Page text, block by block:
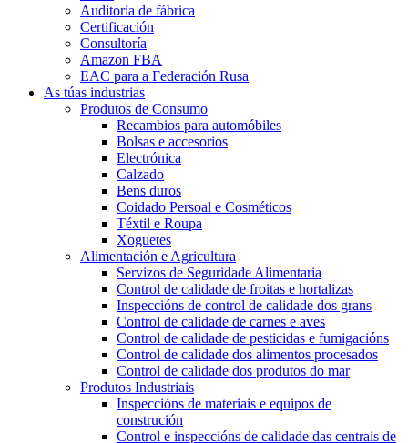
Auditoría de fábrica
Certificación
Consultoría
Amazon FBA
EAC para a Federación Rusa
As túas industrias
Produtos de Consumo
Recambios para automóbiles
Bolsas e accesorios
Electrónica
Calzado
Bens duros
Coidado Persoal e Cosméticos
Téxtil e Roupa
Xoguetes
Alimentación e Agricultura
Servizos de Seguridade Alimentaria
Control de calidade de froitas e hortalizas
Inspeccións de control de calidade dos grans
Control de calidade de carnes e aves
Control de calidade de pesticidas e fumigacións
Control de calidade dos alimentos procesados
Control de calidade dos produtos do mar
Produtos Industriais
Inspeccións de materiais e equipos de
construción
Control e inspeccións de calidade das centrais de